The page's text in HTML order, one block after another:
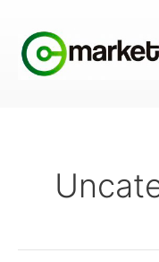
indholdet